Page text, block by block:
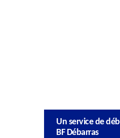
Un service de
BF Débarras